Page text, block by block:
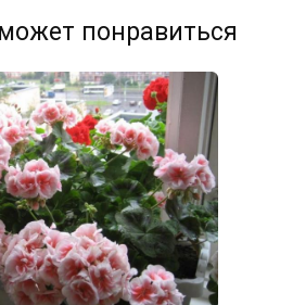
понравиться